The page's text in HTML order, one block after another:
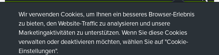
Wir verwenden Cookies, um Ihnen ein besseres Browser-Erlebnis
zu bieten, den Website-Traffic zu analysieren und unsere
Marketingaktivitäten zu unterstützen. Wenn Sie diese Cookies
verwalten oder deaktivieren möchten, wählen Sie auf "Cookie-
Einstellungen".